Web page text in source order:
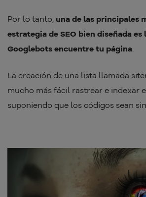
Por lo tanto, una de las principales
estrategia de SEO bien diseñada es
Googlebots encuentre tu página
La creación de una lista llamada
mucho más fácil rastrear e indexar
suponiendo que los códigos sean